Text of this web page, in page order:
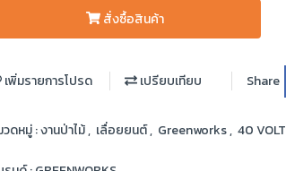
สั่งซื้อสินค้า
เพิ่มรายการโปรด เปรียบเทียบ Share
วดหมู่ :งานป่าไม้, เลื่อยยนต์, Greenworks, 40 VOLT